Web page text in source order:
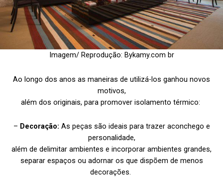
Imagem/ Reprodução: Bykamy.com br
Ao longo dos anos as maneiras de utilizá-los ganhou novos
motivos,
além dos originais, para promover isolamento térmico:
– Decoração: As peças são ideais para trazer aconchego e
personalidade,
além de delimitar ambientes e incorporar ambientes grandes,
separar espaços ou adornar os que dispõem de menos
decorações.